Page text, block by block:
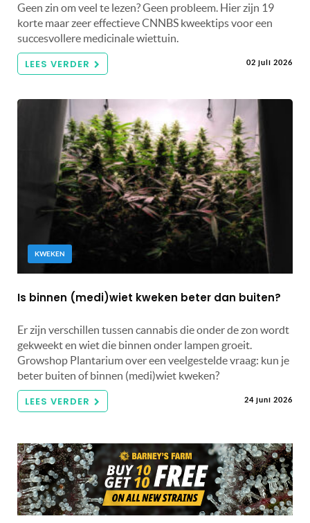
Geen zin om veel te lezen? Geen probleem. Hier zijn 19
korte maar zeer effectieve CNNBS kweektips voor een
succesvollere medicinale wiettuin.
LEES VERDER 02 juli 2026
KWEKEN
Is binnen (medi)wiet kweken beter dan buiten?
Er zijn verschillen tussen cannabis die onder de zon wordt
gekweekt en wiet die binnen onder lampen groeit.
Growshop Plantarium over een veelgestelde vraag: kun je
beter buiten of binnen (medi)wiet kweken?
LEES VERDER 24 juni 2026